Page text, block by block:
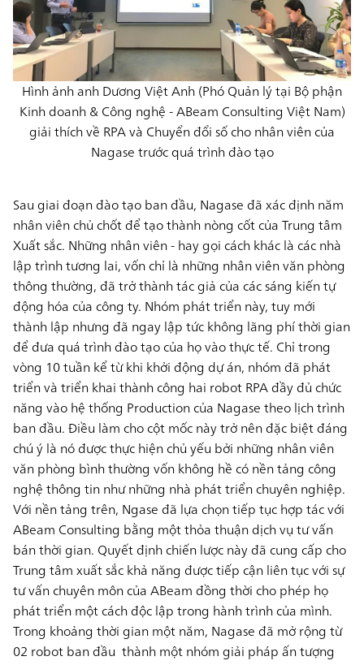
Hình ảnh anh Dương Việt Anh (Phó Quản lý tại Bộ phận
Kinh doanh & Công nghệ - ABeam Consulting Việt Nam)
giải thích về RPA và Chuyển đổi số cho nhân viên của
Nagase trước quá trình đào tạo
Sau giai đoạn đào tạo ban đầu, Nagase đã xác định năm
nhân viên chủ chốtđể tạo thành nòng cốt của Trung tâm
Xuất sắc. Những nhân viên - hay gọi cách khác là các nhà
lập trình tương lai, vốn chỉ là những nhân viên văn phòng
thông thường, đã trở thành tác giả của các sáng kiến tự
động hóa của công ty. Nhóm phát triển này, tuy mới
thành lập nhưng đã ngay lập tức không lãng phí thời gian
để đưa quá trình đào tạo của họ vào thực tế. Chỉ trong
vòng 10 tuầnkể từ khi khởi động dự án, nhóm đã phát
triển và triển khai thành công hai robot RPA đầy đủ chức
năng vào hệ thống Production của Nagase theo lịch trình
ban đầu. Điều làm cho cột mốc này trở nên đặc biệt đáng
chú ý là nó được thực hiện chủ yếu bởi những nhân viên
văn phòng bình thường vốn không hề có nền tảng công
nghệ thông tin như những nhà phát triển chuyên nghiệp.
Với nền tảng trên, Ngase đã lựa chọn tiếp tục hợp tác với
ABeam Consulting bằng một thỏa thuận dịch vụ tư vấn
bán thời gian. Quyết định chiến lược này đã cung cấp cho
Trung tâm xuất sắc khả năng được tiếp cận liên tục với sự
tư vấn chuyên môn của ABeam đồng thời cho phép họ
phát triển một cách độc lập trong hành trình của mình.
Trong khoảng thời gian một năm, Nagase đã mở rộng từ
02 robot ban đầu thành một nhóm giải pháp ấn tượng